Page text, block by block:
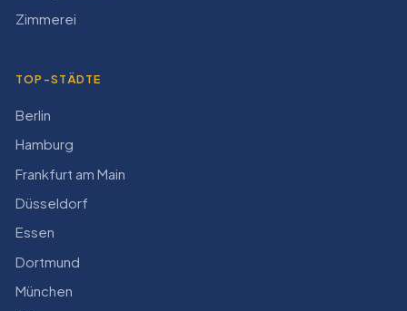
Zimmerei
TOP-STÄDTE
Berlin
Hamburg
Frankfurt am Main
Düsseldorf
Essen
Dortmund
München